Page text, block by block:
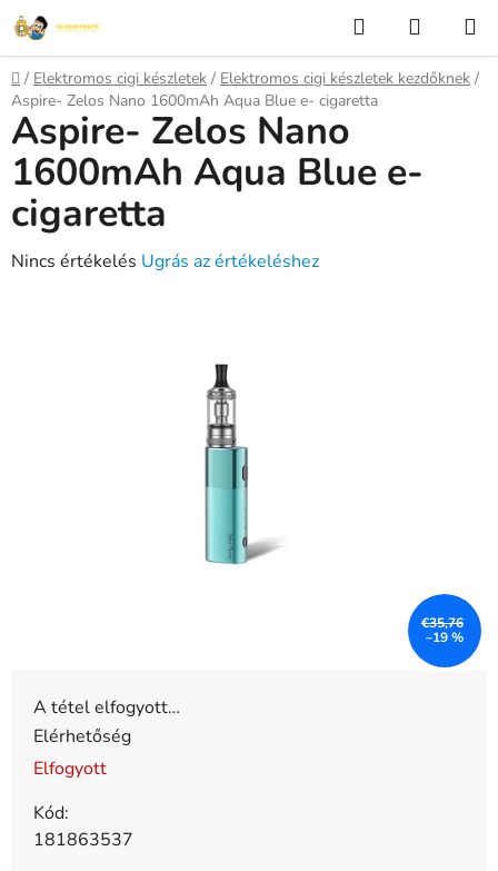
Ugrás
fő
tartalomhoz
KeresésKOSÁR
Kezdőlap
/ Elektromos cigi készletek / Elektromos cigi készletek kezdőknek /
Aspire- Zelos Nano 1600mAh Aqua Blue e- cigaretta
A tétel elfogyott…
Elérhetőség
Elfogyott
Kód:
181863537
Aspire- Zelos Nano
1600mAh Aqua Blue e-
cigaretta
A
Nincs értékelés Ugrás az értékeléshez
€35,76
–19 %